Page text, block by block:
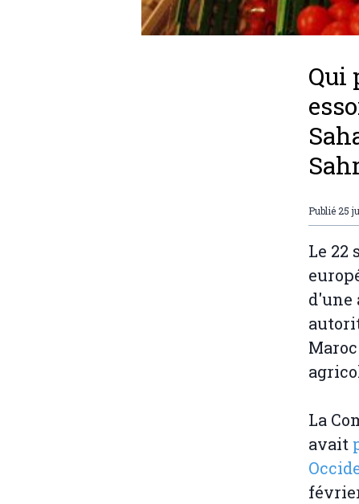
Qui
Publié25
Le 22
d'une
La
avait